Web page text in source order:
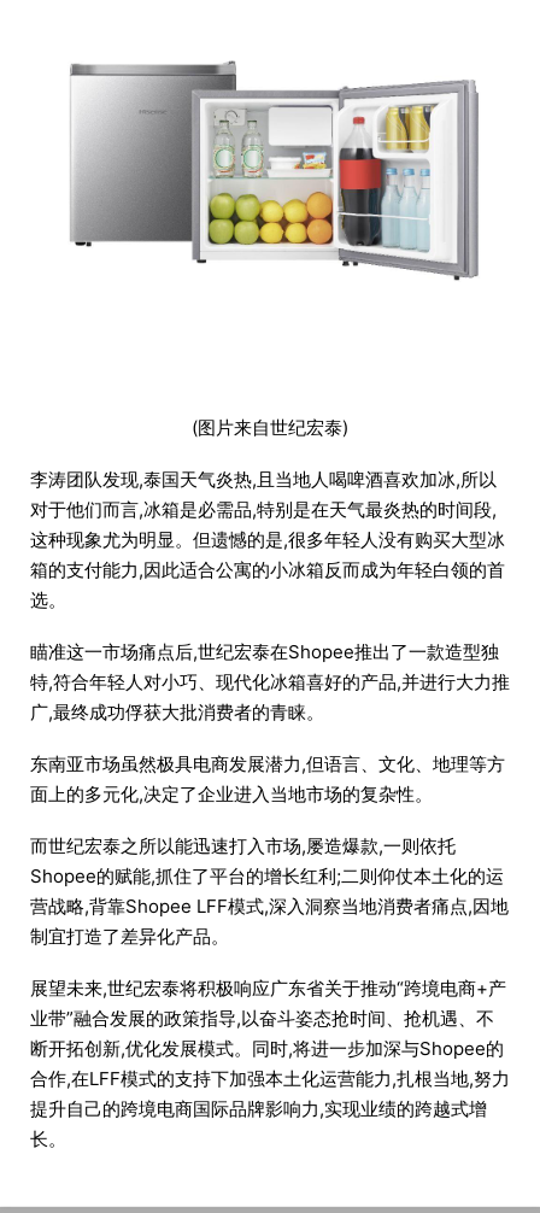
(图片来自世纪宏泰)
李涛团队发现,泰国天气炎热,且当地人喝啤酒喜欢加冰,所以
对于他们而言,冰箱是必需品,特别是在天气最炎热的时间段,
这种现象尤为明显。但遗憾的是,很多年轻人没有购买大型冰
箱的支付能力,因此适合公寓的小冰箱反而成为年轻白领的首
选。
瞄准这一市场痛点后,世纪宏泰在Shopee推出了一款造型独
特,符合年轻人对小巧、现代化冰箱喜好的产品,并进行大力推
广,最终成功俘获大批消费者的青睐。
东南亚市场虽然极具电商发展潜力,但语言、文化、地理等方
面上的多元化,决定了企业进入当地市场的复杂性。
而世纪宏泰之所以能迅速打入市场,屡造爆款,一则依托
Shopee的赋能,抓住了平台的增长红利;二则仰仗本土化的运
营战略,背靠Shopee LFF模式,深入洞察当地消费者痛点,因地
制宜打造了差异化产品。
展望未来,世纪宏泰将积极响应广东省关于推动“跨境电商+产
业带”融合发展的政策指导,以奋斗姿态抢时间、抢机遇、不
断开拓创新,优化发展模式。同时,将进一步加深与Shopee的
合作,在LFF模式的支持下加强本土化运营能力,扎根当地,努力
提升自己的跨境电商国际品牌影响力,实现业绩的跨越式增
长。